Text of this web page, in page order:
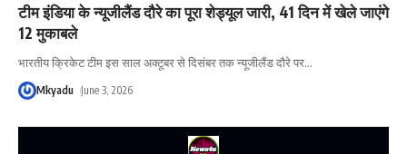
टीम इंडिया के न्यूजीलैंड दौरे का पूरा शेड्यूल जारी, 41 दिन में खेले जाएंगे
12 मुकाबले
भारतीय क्रिकेट टीम इस साल अक्टूबर से दिसंबर तक न्यूजीलैंड दौरे पर…
Mkyadu June 3, 2026